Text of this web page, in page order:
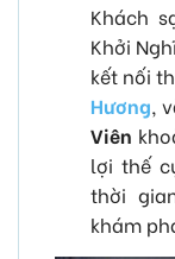
Khách
Khởi
kết nối
Hương,
Viên
lợi thế
thời
khám